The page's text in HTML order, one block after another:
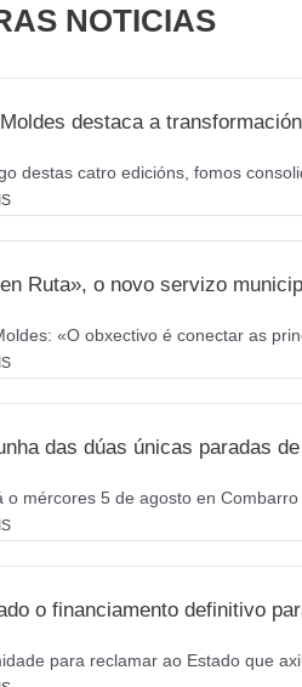
NOTICIAS
destaca a
destas catro edicións, fomos
Ruta», o novo servizo
«O obxectivo é conectar as
das dúas únicas paradas
o mércores 5 de agosto en
o financiamento definitivo
para reclamar ao Estado que